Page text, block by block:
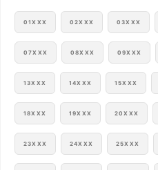
01XXX 02XXX 03XXX
07XXX 08XXX 09XXX
13XXX 14XXX 15XXX
18XXX 19XXX 20XXX
23XXX 24XXX 25XXX